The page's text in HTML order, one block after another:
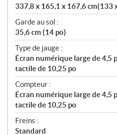
337,8 x 165,1 x 167,6 cm(133
Garde au sol :
35,6 cm (14 po)
Type de jauge :
Écran numérique large de 4,5
tactile de 10,25 po
Compteur :
Écran numérique large de 4,5
tactile de 10,25 po
Freins :
Standard